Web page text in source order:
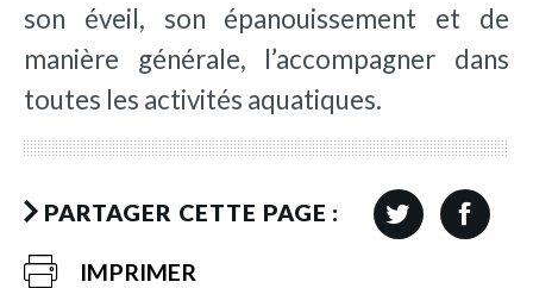
son éveil, son épanouissement et de
manière générale, l’accompagner dans
toutes les activités aquatiques.
PARTAGER CETTE PAGE :
IMPRIMER